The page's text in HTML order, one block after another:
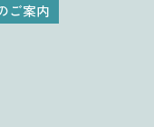
ご案内